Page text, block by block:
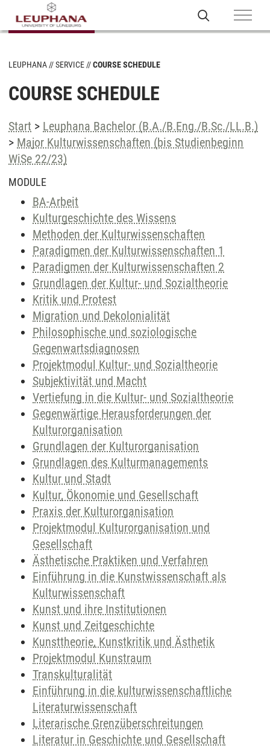
LEUPHANA SERVICE COURSE SCHEDULE
COURSE SCHEDULE
Start > Leuphana Bachelor (B.A./B.Eng./B.Sc./LL.B.)
> Major Kulturwissenschaften (bis Studienbeginn
WiSe 22/23)
MODULE
BA-Arbeit
Kulturgeschichte des Wissens
Methoden der Kulturwissenschaften
Paradigmen der Kulturwissenschaften 1
Paradigmen der Kulturwissenschaften 2
Grundlagen der Kultur- und Sozialtheorie
Kritik und Protest
Migration und Dekolonialität
Philosophische und soziologische
Gegenwartsdiagnosen
Projektmodul Kultur- und Sozialtheorie
Subjektivität und Macht
Vertiefung in die Kultur- und Sozialtheorie
Gegenwärtige Herausforderungen der
Kulturorganisation
Grundlagen der Kulturorganisation
Grundlagen des Kulturmanagements
Kultur und Stadt
Kultur, Ökonomie und Gesellschaft
Praxis der Kulturorganisation
Projektmodul Kulturorganisation und
Gesellschaft
Ästhetische Praktiken und Verfahren
Einführung in die Kunstwissenschaft als
Kulturwissenschaft
Kunst und ihre Institutionen
Kunst und Zeitgeschichte
Kunsttheorie, Kunstkritik und Ästhetik
Projektmodul Kunstraum
Transkulturalität
Einführung in die kulturwissenschaftliche
Literaturwissenschaft
Literarische Grenzüberschreitungen
Literatur in Geschichte und Gesellschaft